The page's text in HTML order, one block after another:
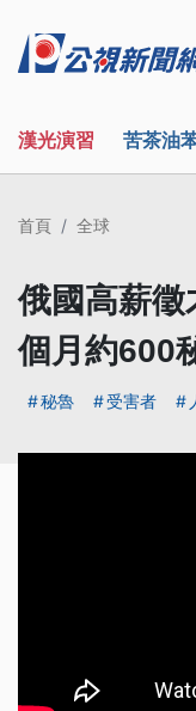
漢光演習 苦茶油
首頁 全球
俄國高薪徵
個月約600
秘魯 受害者